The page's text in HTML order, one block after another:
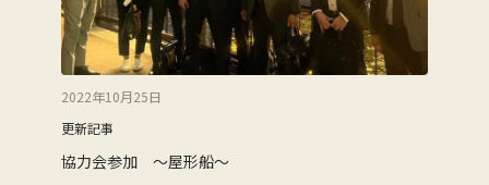
2022年10月25日
更新記事
協力会参加 ～屋形船～